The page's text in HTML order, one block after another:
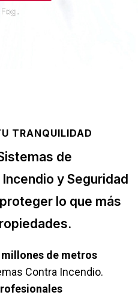
TRANQUILIDAD
de
y Seguridad
lo que más
millones de metros
Contra Incendio.